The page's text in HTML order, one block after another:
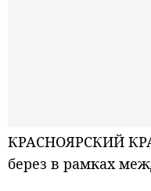
КРАСНОЯРСКИЙ
берез в рамках